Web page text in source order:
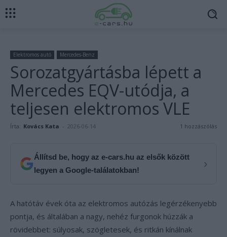
Elektromos autó Mercedes-Benz
Sorozatgyártásba lépett a
Mercedes EQV-utódja, a
teljesen elektromos VLE
Írta: Kovács Kata - 2026-06-14 1 hozzászólás
Állítsd be, hogy az e-cars.hu az elsők között
legyen a Google-találatokban!
›
A hatótáv évek óta az elektromos autózás legérzékenyebb
pontja, és általában a nagy, nehéz furgonok húzzák a
rövidebbet: súlyosak, szögletesek, és ritkán kínálnak